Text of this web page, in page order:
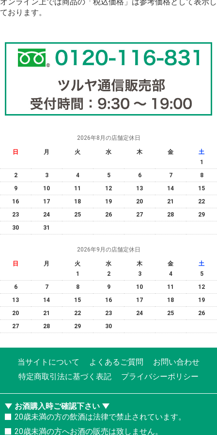
ております。
2026年8月の店舗定休日
日 月 火 水 木 金
土
1
2
3 4 5 6 7
8
9
10 11 12 13 14
15
16
17 18 19 20 21
22
23
24 25 26 27 28
29
30
31
2026年9月の店舗定休日
日 月 火 水 木 金
土
1
2 3 4
5
6
7 8 9 10 11
12
13
14 15 16 17 18
19
20
21 22 23 24 25
26
27
28 29 30
当サイトについて よくあるご質問
お問い合わせ
特定商取引法に基づく表記
プライバシーポリシー
お酒購入時ご確認下さい
20歳未満の方の飲酒は法律で禁止されています。
20歳未満の方へお酒の販売は致しません。